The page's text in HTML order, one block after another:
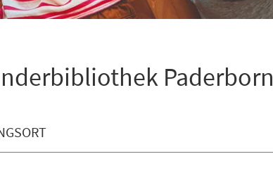
Paderborn